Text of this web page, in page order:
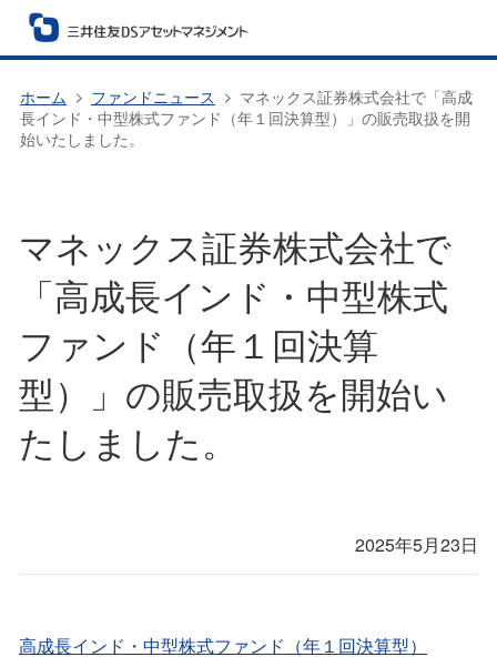
ホーム ファンドニュース
マネックス証券株式会社で「高成
長インド・中型株式ファンド（年１回決算型）」の販売取扱を開
始いたしました。
マネックス証券株式会社で
「高成長インド・中型株式
ファンド（年１回決算
型）」の販売取扱を開始い
たしました。
2025年5月23日
高成長インド・中型株式ファンド（年１回決算型）